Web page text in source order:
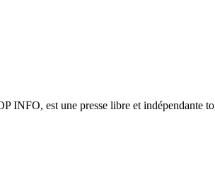
est une presse libre et indépendante